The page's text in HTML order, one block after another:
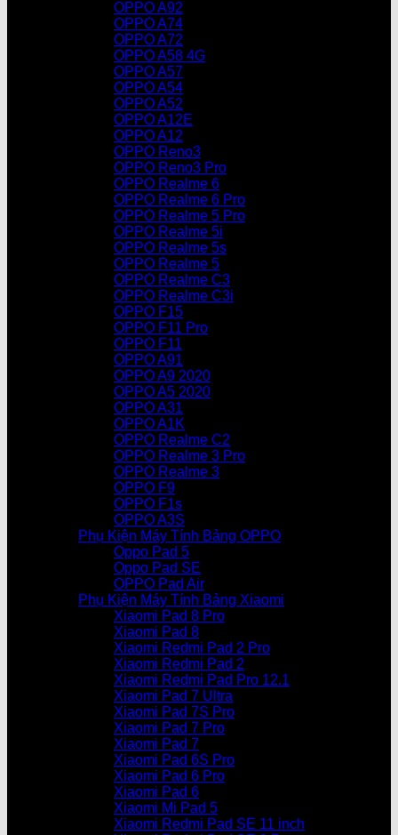
OPPO A92
OPPO A74
OPPO A72
OPPO A58 4G
OPPO A57
OPPO A54
OPPO A52
OPPO A12E
OPPO A12
OPPO Reno3
OPPO Reno3 Pro
OPPO Realme 6
OPPO Realme 6 Pro
OPPO Realme 5 Pro
OPPO Realme 5i
OPPO Realme 5s
OPPO Realme 5
OPPO Realme C3
OPPO Realme C3i
OPPO F15
OPPO F11 Pro
OPPO F11
OPPO A91
OPPO A9 2020
OPPO A5 2020
OPPO A31
OPPO A1K
OPPO Realme C2
OPPO Realme 3 Pro
OPPO Realme 3
OPPO F9
OPPO F1s
OPPO A3S
Phụ Kiện Máy Tính Bảng OPPO
Oppo Pad 5
Oppo Pad SE
OPPO Pad Air
Phụ Kiện Máy Tính Bảng Xiaomi
Xiaomi Pad 8 Pro
Xiaomi Pad 8
Xiaomi Redmi Pad 2 Pro
Xiaomi Redmi Pad 2
Xiaomi Redmi Pad Pro 12.1
Xiaomi Pad 7 Ultra
Xiaomi Pad 7S Pro
Xiaomi Pad 7 Pro
Xiaomi Pad 7
Xiaomi Pad 6S Pro
Xiaomi Pad 6 Pro
Xiaomi Pad 6
Xiaomi Mi Pad 5
Xiaomi Redmi Pad SE 11 inch